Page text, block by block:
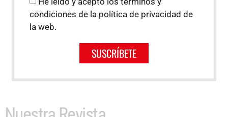
condiciones de la política de privacidad de
la web.
SUSCRÍBETE